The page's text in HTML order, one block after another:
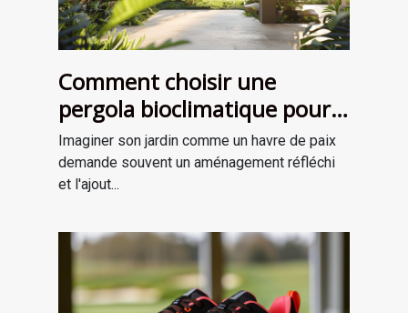
Comment choisir une
pergola bioclimatique pour
améliorer votre jardin
Imaginer son jardin comme un havre de paix
demande souvent un aménagement réfléchi
et l'ajout...